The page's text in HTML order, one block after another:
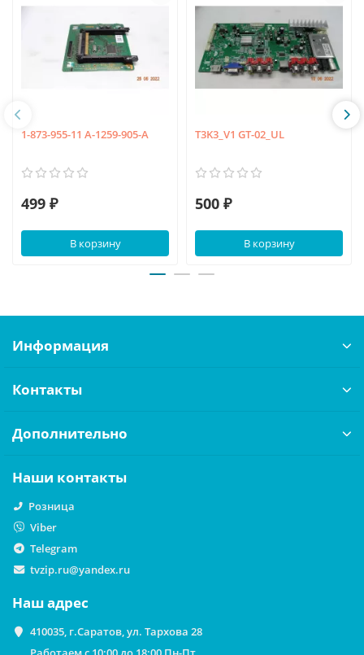
1-873-955-11 A-1259-905-A
499 ₽
В корзину
T3K3_V1 GT-02_UL
500 ₽
В корзину
Информация
Контакты
Дополнительно
Наши контакты
Розница
Viber
Telegram
tvzip.ru@yandex.ru
Наш адрес
410035, г.Саратов, ул. Тархова 28